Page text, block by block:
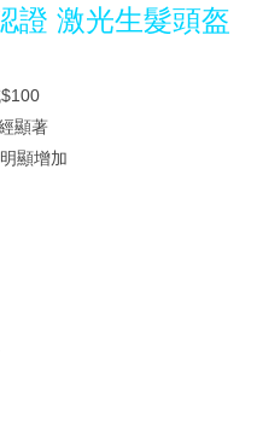
證 激光生髮頭盔
顯著
顯增加